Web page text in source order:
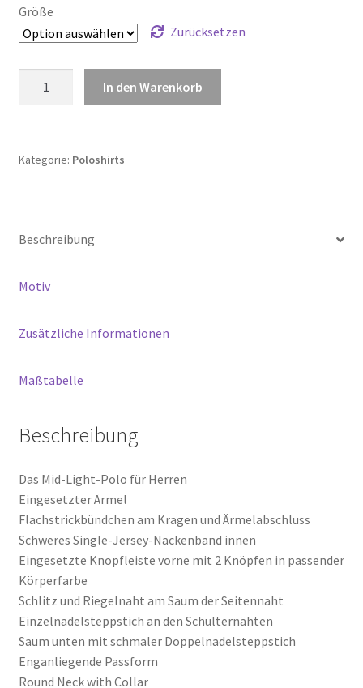
Größe
Zurücksetzen
In den Warenkorb
Kategorie: Poloshirts
Beschreibung
Motiv
Zusätzliche Informationen
Maßtabelle
Beschreibung
Das Mid-Light-Polo für Herren
Eingesetzter Ärmel
Flachstrickbündchen am Kragen und Ärmelabschluss
Schweres Single-Jersey-Nackenband innen
Eingesetzte Knopfleiste vorne mit 2 Knöpfen in passender
Körperfarbe
Schlitz und Riegelnaht am Saum der Seitennaht
Einzelnadelsteppstich an den Schulternähten
Saum unten mit schmaler Doppelnadelsteppstich
Enganliegende Passform
Round Neck with Collar